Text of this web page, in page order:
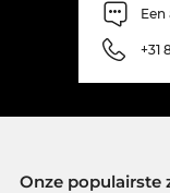
+31
Onze populairste